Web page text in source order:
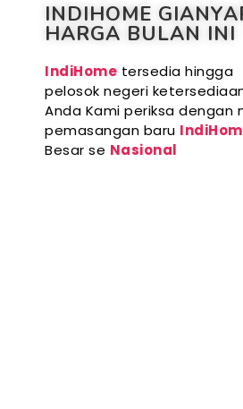
INDIHOME
HARGA BULAN INI
IndiHome tersedia hingga
pelosok negeri
Anda Kami periksa dengan
pemasangan baru
Besar se Nasional